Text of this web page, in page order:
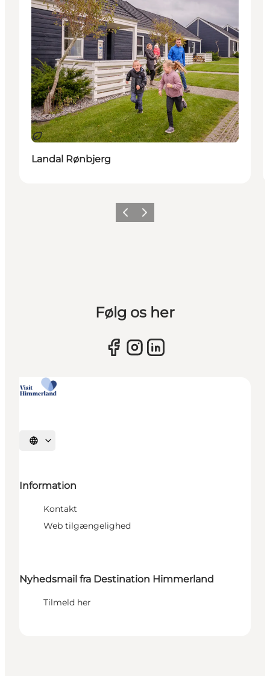
Bæredygtige oplevelser
Landal Rønbjerg
Forrige billede
Næste billede
Følg os her
Vælg sprog
Information
Kontakt
Web tilgængelighed
Nyhedsmail fra Destination Himmerland
Tilmeld her